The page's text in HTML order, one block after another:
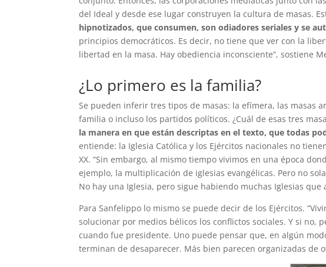
del Ideal y desde ese lugar construyen la cultura de masas.
hipnotizados, que consumen, son odiadores seriales y se
principios democráticos. Es decir, no tiene que ver con la
libertad en la masa. Hay obediencia inconsciente”, sostiene
¿Lo primero es la familia?
Se pueden inferir tres tipos de masas: la efímera, las masas
familia o incluso los partidos políticos. ¿Cuál de esas tres
la manera en que están descriptas en el texto, que todas
entiende: la Iglesia Católica y los Ejércitos nacionales no
XX. “Sin embargo, al mismo tiempo vivimos en una época
ejemplo, la multiplicación de iglesias evangélicas. Pero no
No hay una Iglesia, pero sigue habiendo muchas Iglesias
Para Sanfelippo lo mismo se puede decir de los Ejércitos.
solucionar por medios bélicos los conflictos sociales. Y si no,
cuando fue presidente. Uno puede pensar que, en algún
terminan de desaparecer. Más bien parecen organizadas de